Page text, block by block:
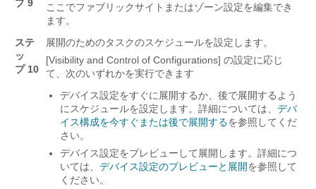
プ 9
ここでファブリックサイトまたはゾーン設定を編集でき
ます。
ステ
ッ
プ 10
展開のためのタスクのスケジュールを設定します。
[Visibility and Control of Configurations] の設定に応じ
て、次のいずれかを実行できます
デバイス設定をすぐに展開するか、後で展開するよう
にスケジュールを設定します。詳細については、 デバ
イス構成を今すぐまたは後で展開するを参照してくだ
さい。
デバイス設定をプレビューして展開します。詳細につ
いては、 デバイス設定のプレビューと展開を参照して
ください。